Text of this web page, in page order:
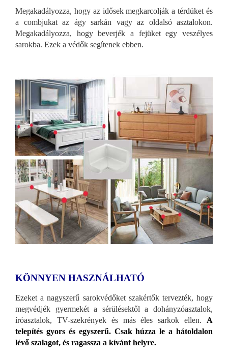
Megakadályozza, hogy az idősek megkarcolják a térdüket és
a combjukat az ágy sarkán vagy az oldalsó asztalokon.
Megakadályozza, hogy beverjék a fejüket egy veszélyes
sarokba. Ezek a védők segítenek ebben.
KÖNNYEN HASZNÁLHATÓ
Ezeket a nagyszerű sarokvédőket szakértők tervezték, hogy
megvédjék gyermekét a sérülésektől a dohányzóasztalok,
íróasztalok, TV-szekrények és más éles sarkok ellen. A
telepítés gyors és egyszerű. Csak húzza le a hátoldalon
lévő szalagot, és ragassza a kívánt helyre.